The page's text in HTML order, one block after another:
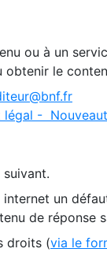
ou à un
le
-
un
de réponse
droits (via le